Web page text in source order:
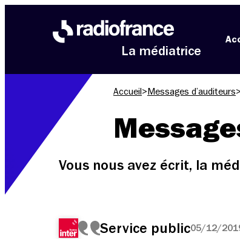
La médiatrice
Accueil > Messages d’auditeurs>
Vous nous avez écrit, la
Service public05/12/